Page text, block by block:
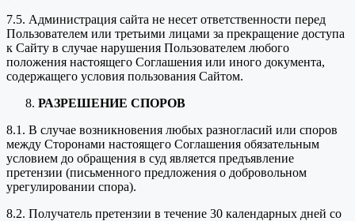
7.5. Администрация сайта не несет ответственности перед
Пользователем или третьими лицами за прекращение доступа
к Сайту в случае нарушения Пользователем любого
положения настоящего Соглашения или иного документа,
содержащего условия пользования Сайтом.
РАЗРЕШЕНИЕ СПОРОВ
8.1. В случае возникновения любых разногласий или споров
между Сторонами настоящего Соглашения обязательным
условием до обращения в суд является предъявление
претензии (письменного предложения о добровольном
урегулировании спора).
8.2. Получатель претензии в течение 30 календарных дней со